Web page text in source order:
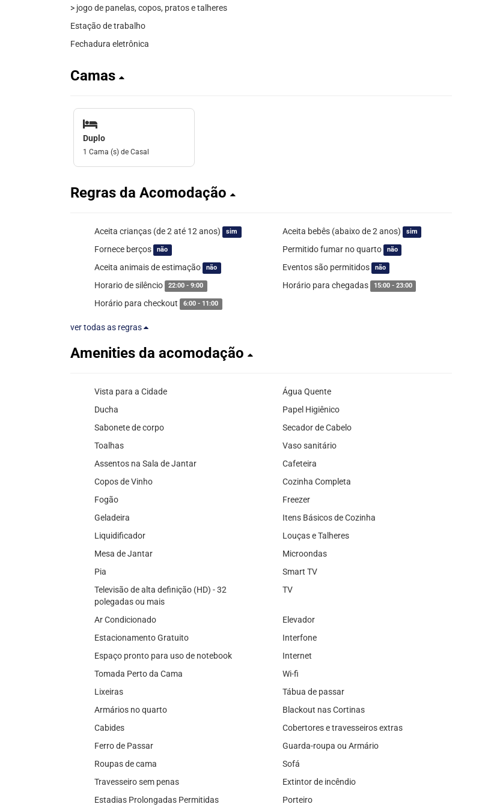
> jogo de panelas, copos, pratos e talheres
Estação de trabalho
Fechadura eletrônica
Camas
Duplo
1 Cama (s) de Casal
Regras da Acomodação
Aceita crianças (de 2 até 12 anos) sim Aceita bebês (abaixo de 2 anos) sim
Fornece berços não Permitido fumar no quarto não
Aceita animais de estimação não Eventos são permitidos não
Horario de silêncio 22:00 - 9:00 Horário para chegadas 15:00 - 23:00
Horário para checkout 6:00 - 11:00
ver todas as regras
Amenities da acomodação
Vista para a Cidade
Água Quente
Ducha
Papel Higiênico
Sabonete de corpo
Secador de Cabelo
Toalhas
Vaso sanitário
Assentos na Sala de Jantar
Cafeteira
Copos de Vinho
Cozinha Completa
Fogão
Freezer
Geladeira
Itens Básicos de Cozinha
Liquidificador
Louças e Talheres
Mesa de Jantar
Microondas
Pia
Smart TV
Televisão de alta definição (HD) - 32
polegadas ou mais
TV
Ar Condicionado
Elevador
Estacionamento Gratuito
Interfone
Espaço pronto para uso de notebook
Internet
Tomada Perto da Cama
Wi-fi
Lixeiras
Tábua de passar
Armários no quarto
Blackout nas Cortinas
Cabides
Cobertores e travesseiros extras
Ferro de Passar
Guarda-roupa ou Armário
Roupas de cama
Sofá
Travesseiro sem penas
Extintor de incêndio
Estadias Prolongadas Permitidas
Porteiro